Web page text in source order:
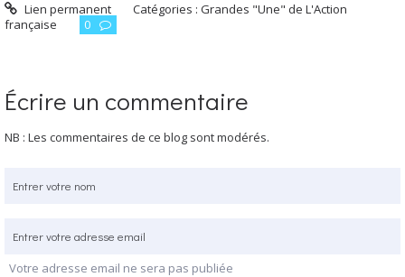
Lien permanent Catégories :Grandes "Une" de L'Action
française
0
Écrire un commentaire
NB : Les commentaires de ce blog sont modérés.
Votre adresse email ne sera pas publiée